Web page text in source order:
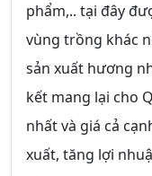
phẩm,.. tại đây
vùng trồng khác
sản xuất hương
kết mang lại cho
nhất và giá cả
xuất, tăng lợi